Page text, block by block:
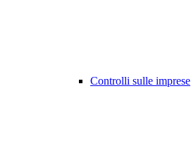
Controlli sulle imprese